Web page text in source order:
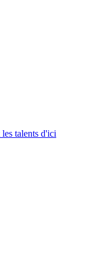
talents d'ici